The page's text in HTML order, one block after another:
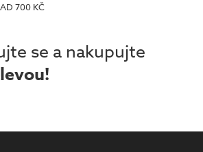
700 KČ
se a nakupujte